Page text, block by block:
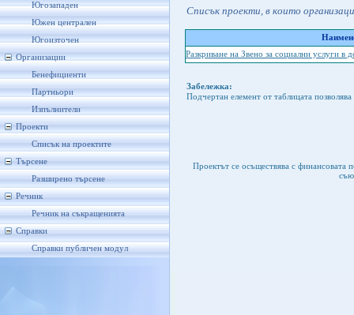
Югозападен
Южен централен
Югоизточен
Организации
Бенефициенти
Партньори
Изпълнители
Проекти
Списък на проектите
Търсене
Разширено търсене
Речник
Речник на съкращенията
Справки
Справки публичен модул
Списък проекти, в които
Разкриване на Звено за социални услуги
Забележка:
Подчертан елемент от таблицата
Проектът се осъществява с финансовата